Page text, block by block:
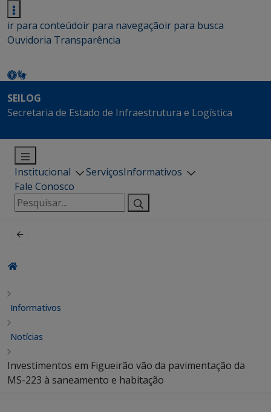
ir para conteúdoir para navegaçãoir para busca
Ouvidoria Transparência
SEILOG
Secretaria de Estado de Infraestrutura e Logística
Institucional ServiçosInformativos
Fale Conosco
Pesquisar
por:
Informativos
Notícias
Investimentos em Figueirão vão da pavimentação da
MS-223 à saneamento e habitação